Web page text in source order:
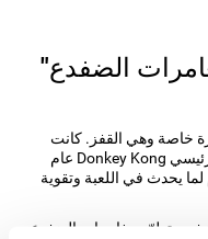
الضفدع"
خاصة وهي القفز. كانت
اللعبة الأولى التي استخدمت القفز كهدف رئيسي Donkey Kong عام
لما يحدث في اللعبة وتقوية
تطوّر مغامرات الضفدع